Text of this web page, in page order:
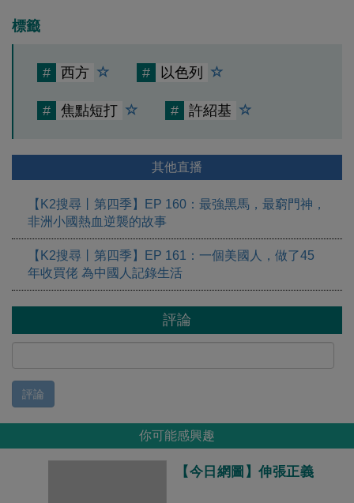
標籤
# 西方 # 以色列
# 焦點短打 # 許紹基
其他直播
【K2搜尋丨第四季】EP 160：最強黑馬，最窮門神，
非洲小國熱血逆襲的故事
【K2搜尋丨第四季】EP 161：一個美國人，做了45
年收買佬 為中國人記錄生活
評論
評論
你可能感興趣
【今日網圖】伸張正義